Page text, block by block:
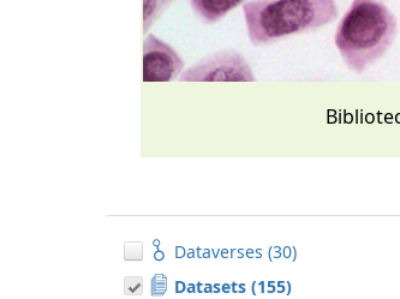
Dataverses (30)
Datasets (155)